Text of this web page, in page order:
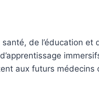
de l’éducation et
aux futurs médecins